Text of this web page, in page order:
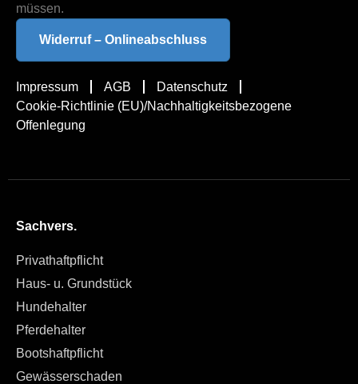
müssen.
Widerruf – Onlineabschluss
Impressum AGB
Datenschutz
Cookie-Richtlinie (EU)/Nachhaltigkeitsbezogene
Offenlegung
Sachvers.
Privathaftpflicht
Haus- u. Grundstück
Hundehalter
Pferdehalter
Bootshaftpflicht
Gewässerschaden